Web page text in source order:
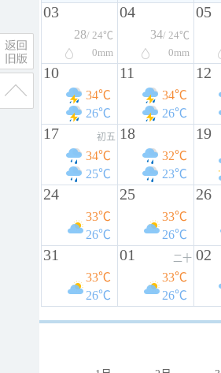
03
28/ 24℃
0mm
04
34/ 24℃
0mm
05
10
34℃
26℃
11
34℃
26℃
12
17 初五
34℃
25℃
18
32℃
23℃
19
24
33℃
26℃
25
33℃
26℃
26
31
33℃
26℃
01 二十
33℃
26℃
02